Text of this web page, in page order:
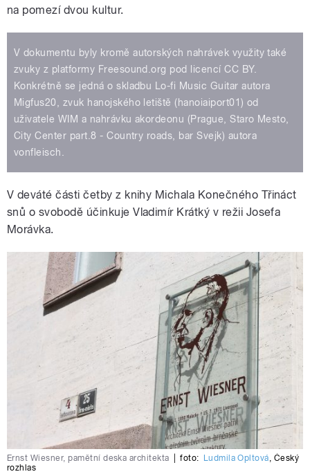
na pomezí dvou kultur.
V dokumentu byly kromě autorských nahrávek využity také
zvuky z platformy Freesound.org pod licencí CC BY.
Konkrétně se jedná o skladbu Lo-fi Music Guitar autora
Migfus20, zvuk hanojského letiště (hanoiaiport01) od
uživatele WIM a nahrávku akordeonu (Prague, Staro Mesto,
City Center part.8 - Country roads, bar Svejk) autora
vonfleisch.
V deváté části četby z knihy Michala Konečného Třináct
snů o svobodě účinkuje Vladimír Krátký v režii Josefa
Morávka.
Ernst Wiesner, pamětní deska architekta foto: Ludmila Opltová, Český
rozhlas